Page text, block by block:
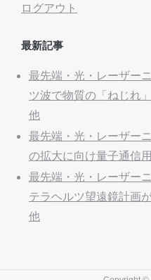
ログアウト
最新記事
最先端・光・レーザー
ツ波で物質の「ねじれ
他
最先端・光・レーザー
の拡大に向け量子通信
最先端・光・レーザー
テラヘルツ望遠鏡計画
他